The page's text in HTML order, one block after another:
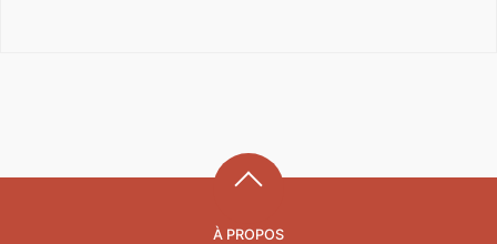
À PROPOS